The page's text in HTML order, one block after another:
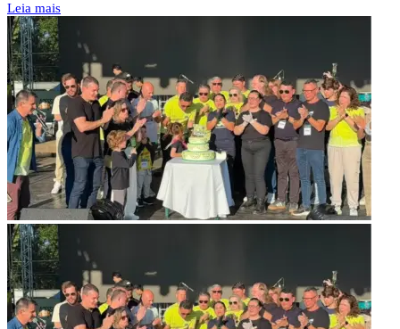
Leia mais